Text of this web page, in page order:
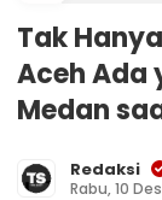
Tak
Aceh Ada
Medan
Redaksi
Rabu, 10